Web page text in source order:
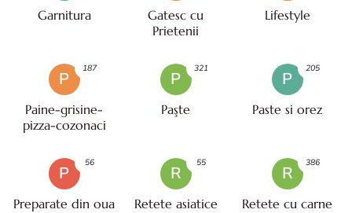
Garnitura
Gatesc cu
Prietenii
Lifestyle
P
Paine-grisine-
pizza-cozonaci
187
P
Paşte
321
P
Paste si orez
205
P
Preparate din oua
56
R
Retete asiatice
55
R
Retete cu carne
386